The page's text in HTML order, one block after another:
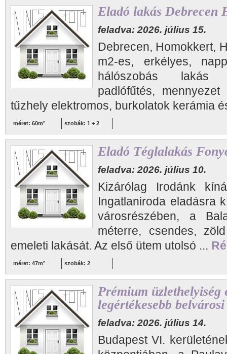
Eladó lakás Debrecen
feladva: 2026. július 15.
Debrecen, Homokkert,
m2-es, erkélyes,
hálószobás lakás
padlófűtés,
tűzhely elektromos, burkolatok kerámia
méret: 60m² szobák: 1 + 2
Eladó Téglalakás
feladva: 2026. július 10.
Kizárólag Irodánk
Ingatlaniroda eladásra
városrészében, a
méterre, csendes,
emeleti lakását. Az első ütem utolsó ...
méret: 47m² szobák: 2
Prémium üzlethelyiség
legértékesebb
feladva: 2026. július 14.
Budapest VI.